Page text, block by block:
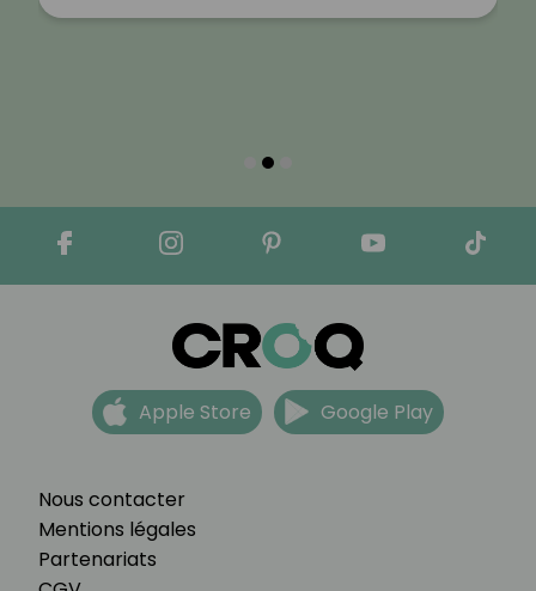
Nous contacter
Mentions légales
Partenariats
Apple Store Google Play